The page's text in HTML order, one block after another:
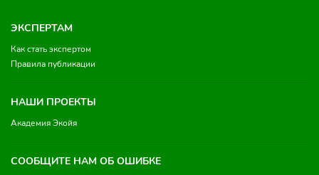
ЭКСПЕРТАМ
Как стать экспертом
Правила публикации
НАШИ ПРОЕКТЫ
Академия Экойя
СООБЩИТЕ НАМ ОБ ОШИБКЕ